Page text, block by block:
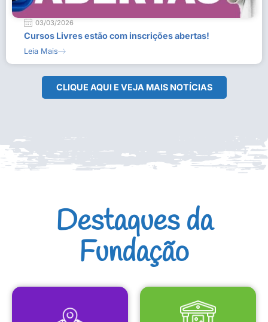
03/03/2026
Cursos Livres estão com inscrições abertas!
Leia Mais
CLIQUE AQUI E VEJA MAIS NOTÍCIAS
Destaques da
Fundação
MAPA CULTURAL EQUIPAMENTOS
CULTURAIS